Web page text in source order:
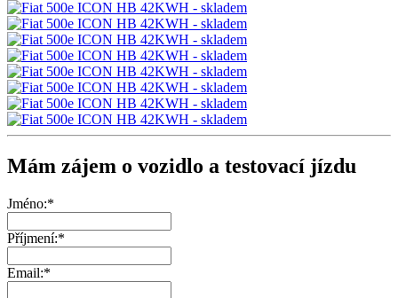
Mám zájem o vozidlo a testovací jízdu
Jméno:*
Příjmení:*
Email:*